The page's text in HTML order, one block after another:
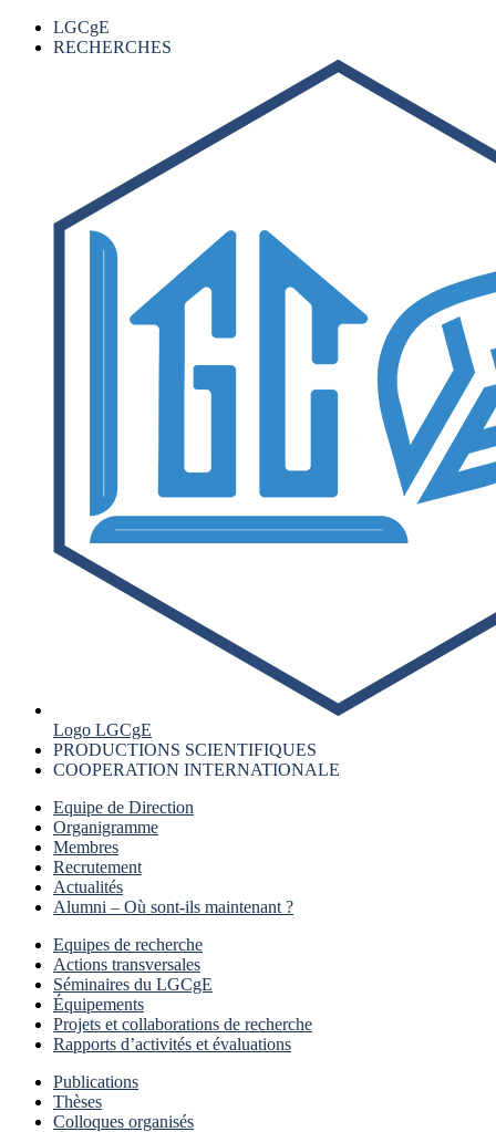
LGCgE
RECHERCHES
Logo LGCgE
PRODUCTIONS SCIENTIFIQUES
COOPERATION INTERNATIONALE
Equipe de Direction
Organigramme
Membres
Recrutement
Actualités
Alumni – Où sont-ils maintenant ?
Equipes de recherche
Actions transversales
Séminaires du LGCgE
Équipements
Projets et collaborations de recherche
Rapports d’activités et évaluations
Publications
Thèses
Colloques organisés